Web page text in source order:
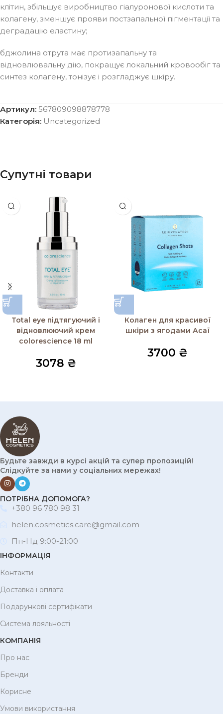
клітин, збільшує виробництво гіалуронової кислоти та
колагену, зменшує прояви постзапальної пігментації та
деградацію еластину;
бджолина отрута має протизапальну та
відновлювальну дію, покращує локальний кровообіг та
синтез колагену, тонізує і розгладжує шкіру.
Артикул: 567809098878778
Категорія: Uncategorized
Супутні товари
Total eye підтягуючий і
відновлюючий крем
colorescience 18 ml
3078 ₴
Колаген для красивої
шкіри з ягодами Асаї
3700 ₴
Будьте завжди в курсі акцій та супер пропозицій!
Слідкуйте за нами у соціальних мережах!
ПОТРІБНА ДОПОМОГА?
+380 96 780 98 31
helen.cosmetics.care@gmail.com
Пн-Нд 9:00-21:00
ІНФОРМАЦІЯ
Контакти
Доставка і оплата
Подарункові сертифікати
Система лояльності
КОМПАНІЯ
Про нас
Бренди
Корисне
Умови використання